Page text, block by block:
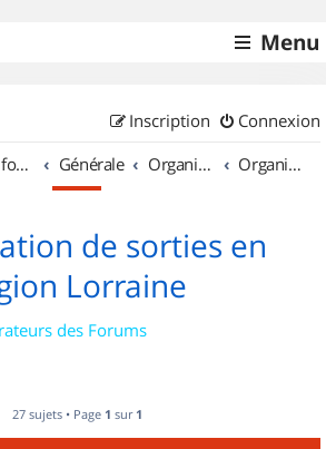
Menu
Connexion
Inscription
Accueil forum Générale Organisation de sorties & Recherche de partenaires Organisation de sorties en région Lorraine
de sorties en
Lorraine
des Forums
27 sujets • Page 1 sur 1